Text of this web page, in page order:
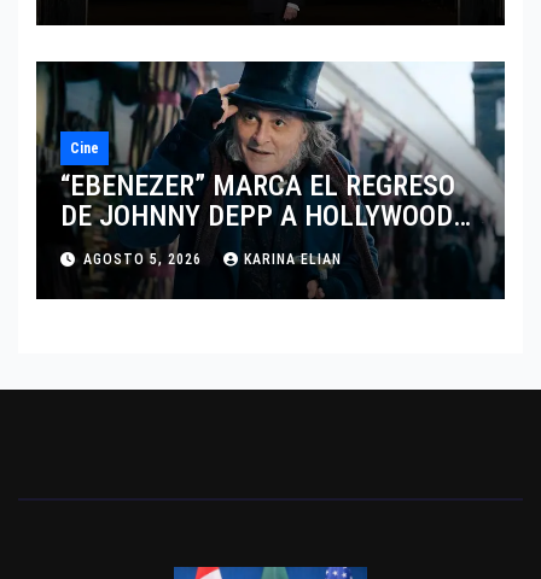
Cine
“EBENEZER” MARCA EL REGRESO
DE JOHNNY DEPP A HOLLYWOOD
TRAS SU PASO POR EL CINE
INDEPENDIENTE EUROPEO
AGOSTO 5, 2026 KARINA ELIAN